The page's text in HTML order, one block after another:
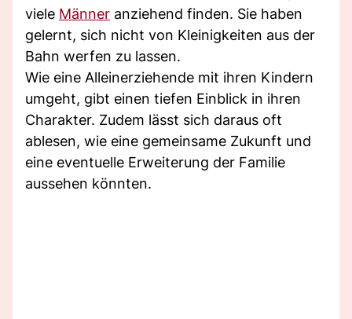
viele Männer anziehend finden. Sie haben
gelernt, sich nicht von Kleinigkeiten aus der
Bahn werfen zu lassen.
Wie eine Alleinerziehende mit ihren Kindern
umgeht, gibt einen tiefen Einblick in ihren
Charakter. Zudem lässt sich daraus oft
ablesen, wie eine gemeinsame Zukunft und
eine eventuelle Erweiterung der Familie
aussehen könnten.